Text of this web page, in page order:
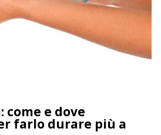
come e dove
farlo durare più a